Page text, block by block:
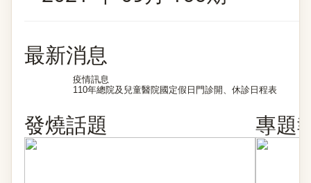
最新消息
疫情訊息
110年總院及兒童醫院國定假日門診開、休診日程表
發燒話題 專題